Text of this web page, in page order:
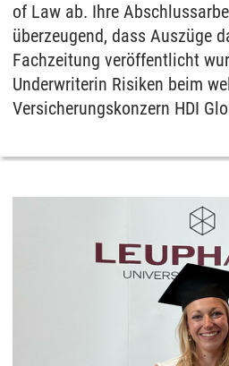
of Law ab. Ihre
überzeugend, dass Auszüge
Fachzeitung veröffentlicht
Underwriterin Risiken beim
Versicherungskonzern HDI